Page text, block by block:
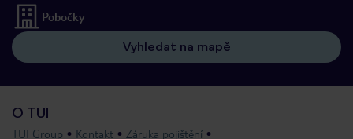
Pobočky
Vyhledat na mapě
O TUI
TUI Group Kontakt Záruka pojištění